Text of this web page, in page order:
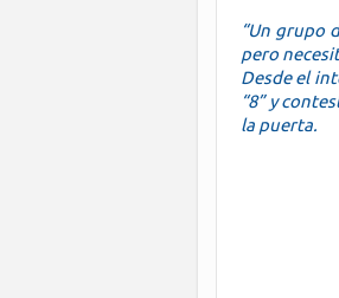
“Un grupo
pero
Desde el
“8” y
la puerta.